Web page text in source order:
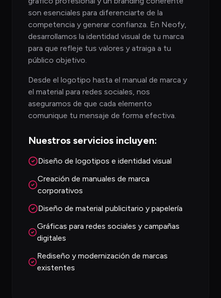
son esenciales para diferenciarte de la
competencia y generar confianza. En Neofy,
desarrollamos la identidad visual de tu marca
para que refleje tus valores y atraiga a tu
público objetivo.
Desde el logotipo hasta el manual de marca y
el material para redes sociales, nos
aseguramos de que cada elemento
comunique tu mensaje de forma efectiva.
Nuestros servicios incluyen:
Diseño de logotipos e identidad visual
Creación de manuales de marca
corporativos
Diseño de material publicitario y papelería
Gráficas para redes sociales y campañas
digitales
Rediseño y modernización de marcas
existentes